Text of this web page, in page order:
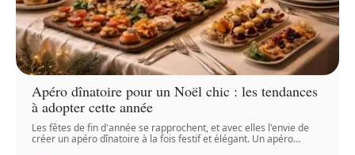
Apéro dînatoire pour un Noël chic : les tendances
à adopter cette année
Les fêtes de fin d'année se rapprochent, et avec elles l'envie de
créer un apéro dînatoire à la fois festif et élégant. Un apéro…